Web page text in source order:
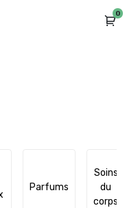
0
Parfums
Soins
du
corps